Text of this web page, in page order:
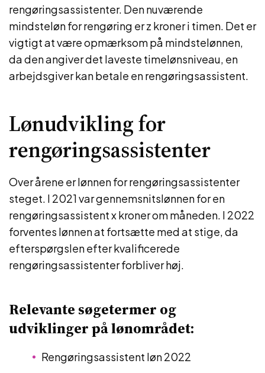
rengøringsassistenter. Den nuværende
mindsteløn for rengøring er z kroner i timen. Det er
vigtigt at være opmærksom på mindstelønnen,
da den angiver det laveste timelønsniveau, en
arbejdsgiver kan betale en rengøringsassistent.
Lønudvikling for
rengøringsassistenter
Over årene er lønnen for rengøringsassistenter
steget. I 2021 var gennemsnitslønnen for en
rengøringsassistent x kroner om måneden. I 2022
forventes lønnen at fortsætte med at stige, da
efterspørgslen efter kvalificerede
rengøringsassistenter forbliver høj.
Relevante søgetermer og
udviklinger på lønområdet:
Rengøringsassistent løn 2022